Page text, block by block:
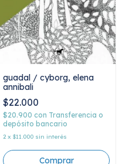
guadal / cyborg, elena
annibali
$22.000
$20.900 con Transferencia o
depósito bancario
2 x $11.000 sin interés